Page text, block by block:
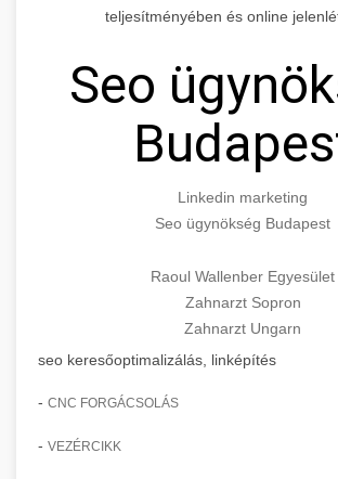
teljesítményében és online
Seo
Linkedin marketing
Seo ügynökség Budapest
Raoul Wallenber Egyesület
Zahnarzt Sopron
Zahnarzt Ungarn
seo keresőoptimalizálás, linképítés
- CNC FORGÁCSOLÁS
- VEZÉRCIKK